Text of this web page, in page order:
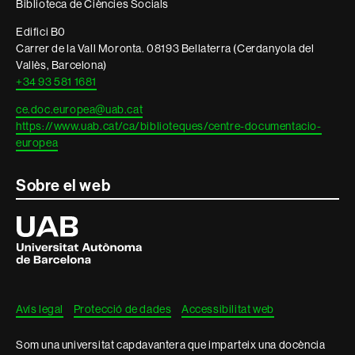
legal
Biblioteca de Ciències Socials
Edifici B0
Carrer de la Vall Moronta. 08193 Bellaterra (Cerdanyola del
Vallès, Barcelona)
+34 93 581 1681
ce.doc.europea@uab.cat
https://www.uab.cat/ca/biblioteques/centre-documentacio-
europea
Sobre el web
Universitat
Autònoma
de
Barcelona
Avís legal Protecció de dades Accessibilitat web
Som una universitat capdavantera que imparteix una docència